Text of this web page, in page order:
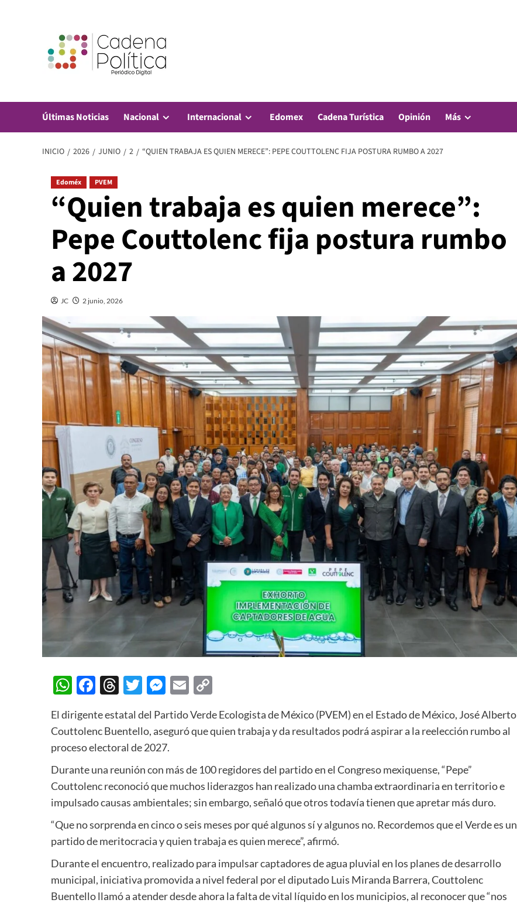
Últimas Noticias Nacional Internacional Edomex Cadena Turística Opinión Más
INICIO 2026 JUNIO 2 “QUIEN TRABAJA ES QUIEN MERECE”: PEPE COUTTOLENC FIJA POSTURA RUMBO A 2027
Edoméx PVEM
“Quien trabaja es quien merece”:
Pepe Couttolenc fija postura rumbo
a 2027
JC 2 junio, 2026
WhatsApp
Facebook
Threads
Twitter
Messenger
Email
El dirigente estatal del Partido Verde Ecologista de México (PVEM) en el Estado de México, José Alberto
Couttolenc Buentello, aseguró que quien trabaja y da resultados podrá aspirar a la reelección rumbo al
proceso electoral de 2027.
Durante una reunión con más de 100 regidores del partido en el Congreso mexiquense, “Pepe”
Couttolenc reconoció que muchos liderazgos han realizado una chamba extraordinaria en territorio e
impulsado causas ambientales; sin embargo, señaló que otros todavía tienen que apretar más duro.
“Que no sorprenda en cinco o seis meses por qué algunos sí y algunos no. Recordemos que el Verde es un
partido de meritocracia y quien trabaja es quien merece”, afirmó.
Durante el encuentro, realizado para impulsar captadores de agua pluvial en los planes de desarrollo
municipal, iniciativa promovida a nivel federal por el diputado Luis Miranda Barrera, Couttolenc
Buentello llamó a atender desde ahora la falta de vital líquido en los municipios, al reconocer que “nos